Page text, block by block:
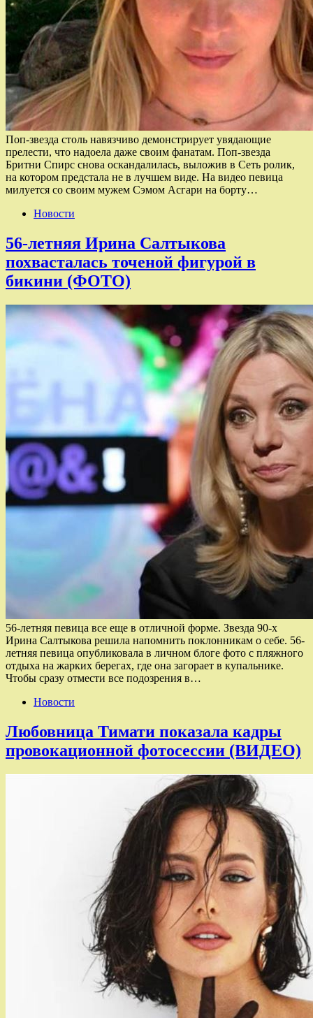
Поп-звезда столь навязчиво демонстрирует увядающие
прелести, что надоела даже своим фанатам. Поп-звезда
Бритни Спирс снова оскандалилась, выложив в Сеть ролик,
на котором предстала не в лучшем виде. На видео певица
милуется со своим мужем Сэмом Асгари на борту…
Новости
56-летняя Ирина Салтыкова
похвасталась точеной фигурой в
бикини (ФОТО)
56-летняя певица все еще в отличной форме. Звезда 90-х
Ирина Салтыкова решила напомнить поклонникам о себе. 56-
летняя певица опубликовала в личном блоге фото с пляжного
отдыха на жарких берегах, где она загорает в купальнике.
Чтобы сразу отмести все подозрения в…
Новости
Любовница Тимати показала кадры
провокационной фотосессии (ВИДЕО)